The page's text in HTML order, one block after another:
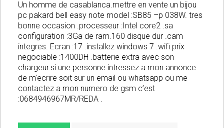
Un homme de casablanca.mettre en vente un bijou
pc pakard bell easy note model :SB85 –p 038W. tres
bonne occasion .processeur :Intel core2 .sa
configuration :3Ga de ram.160 disque dur .cam
integres. Ecran :17 .installez windows 7 .wifi.prix
negociable :1400DH .batterie extra avec son
chargeur.si une personne intressez a mon annonce
de m’ecrire soit sur un email ou whatsapp ou me
contactez a mon numero de gsm c’est
:0684946967MR/REDA .